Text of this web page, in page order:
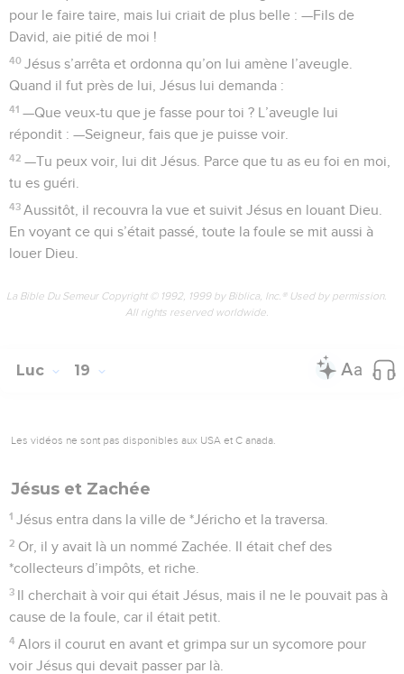
pour le faire taire, mais lui criait de plus belle : —Fils de
David, aie pitié de moi !
40 Jésus s’arrêta et ordonna qu’on lui amène l’aveugle.
Quand il fut près de lui, Jésus lui demanda :
41 —Que veux-tu que je fasse pour toi ? L’aveugle lui
répondit : —Seigneur, fais que je puisse voir.
42 —Tu peux voir, lui dit Jésus. Parce que tu as eu foi en moi,
tu es guéri.
43 Aussitôt, il recouvra la vue et suivit Jésus en louant Dieu.
En voyant ce qui s’était passé, toute la foule se mit aussi à
louer Dieu.
La Bible Du Semeur Copyright © 1992, 1999 by Biblica, Inc.® Used by permission.
All rights reserved worldwide.
Luc 19
Les vidéos ne sont pas disponibles aux USA et C anada.
Jésus et Zachée
1 Jésus entra dans la ville de *Jéricho et la traversa.
2 Or, il y avait là un nommé Zachée. Il était chef des
*collecteurs d’impôts, et riche.
3 Il cherchait à voir qui était Jésus, mais il ne le pouvait pas à
cause de la foule, car il était petit.
4 Alors il courut en avant et grimpa sur un sycomore pour
voir Jésus qui devait passer par là.